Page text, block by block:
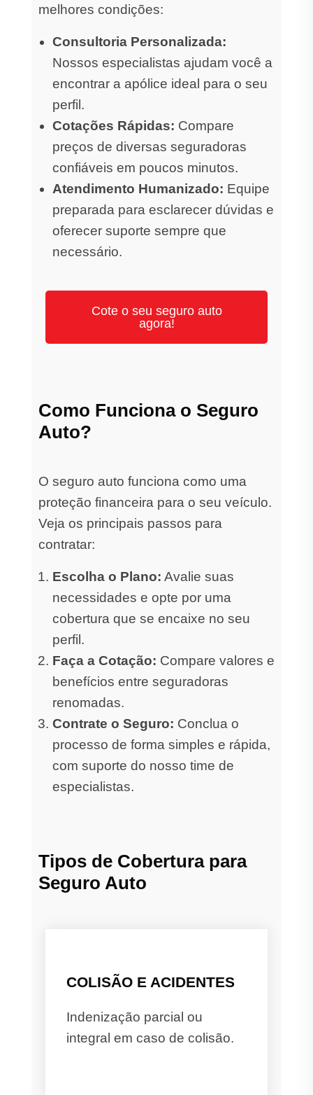
melhores condições:
Consultoria Personalizada:
Nossos especialistas ajudam você a
encontrar a apólice ideal para o seu
perfil.
Cotações Rápidas: Compare
preços de diversas seguradoras
confiáveis em poucos minutos.
Atendimento Humanizado: Equipe
preparada para esclarecer dúvidas e
oferecer suporte sempre que
necessário.
Cote o seu seguro auto
agora!
Como Funciona o Seguro
Auto?
O seguro auto funciona como uma
proteção financeira para o seu veículo.
Veja os principais passos para
contratar:
Escolha o Plano: Avalie suas
necessidades e opte por uma
cobertura que se encaixe no seu
perfil.
Faça a Cotação: Compare valores e
benefícios entre seguradoras
renomadas.
Contrate o Seguro: Conclua o
processo de forma simples e rápida,
com suporte do nosso time de
especialistas.
Tipos de Cobertura para
Seguro Auto
COLISÃO E ACIDENTES
Indenização parcial ou
integral em caso de colisão.